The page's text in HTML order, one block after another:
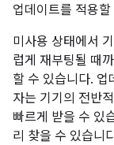
업데이트를 적용
미사용 상태에서
럽게 재부팅될 때
할 수 있습니다. 업
자는 기기의 전반
빠르게 받을 수 있
리 찾을 수 있습니